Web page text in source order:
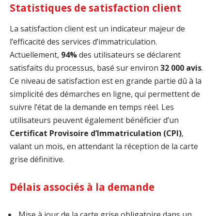
Statistiques de satisfaction client
La satisfaction client est un indicateur majeur de
l’efficacité des services d’immatriculation.
Actuellement, 94%des utilisateurs se déclarent
satisfaits du processus, basé sur environ 32 000 avis.
Ce niveau de satisfaction est en grande partie dû à la
simplicité des démarches en ligne, qui permettent de
suivre l’état de la demande en temps réel. Les
utilisateurs peuvent également bénéficier d’un
Certificat Provisoire d’Immatriculation (CPI),
valant un mois, en attendant la réception de la carte
grise définitive.
Délais associés à la demande